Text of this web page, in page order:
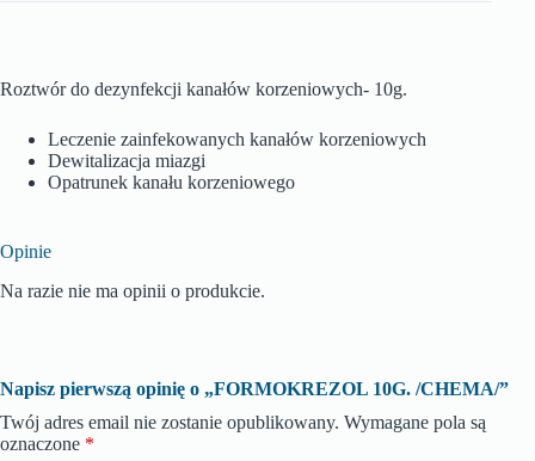
Roztwór do dezynfekcji kanałów korzeniowych- 10g.
Leczenie zainfekowanych kanałów korzeniowych
Dewitalizacja miazgi
Opatrunek kanału korzeniowego
Opinie
Na razie nie ma opinii o produkcie.
Napisz pierwszą opinię o „FORMOKREZOL 10G. /CHEMA/”
Twój adres email nie zostanie opublikowany. Wymagane pola są
oznaczone *